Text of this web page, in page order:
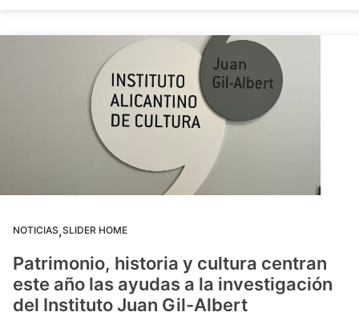
NOTICIAS,SLIDER HOME
Patrimonio, historia y cultura centran
este año las ayudas a la investigación
del Instituto Juan Gil-Albert